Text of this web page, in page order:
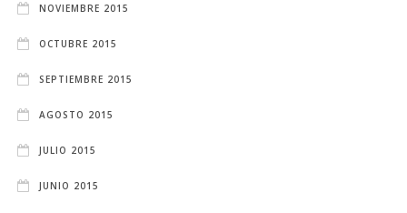
NOVIEMBRE 2015
OCTUBRE 2015
SEPTIEMBRE 2015
AGOSTO 2015
JULIO 2015
JUNIO 2015